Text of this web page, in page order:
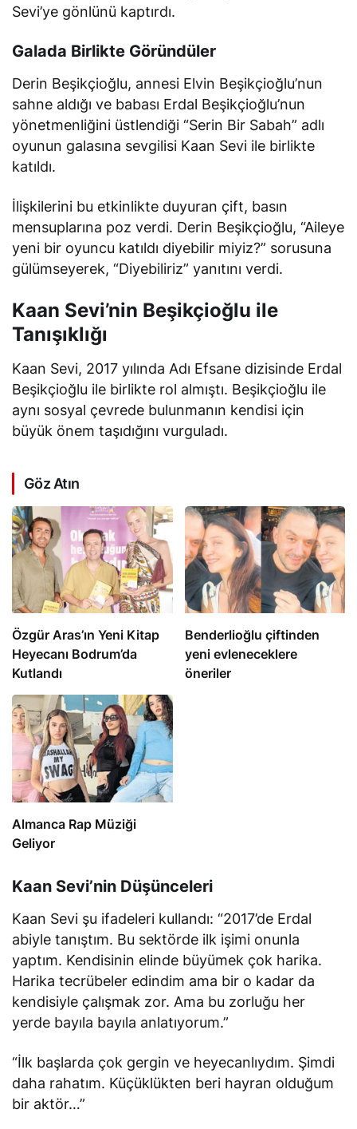
Sevi’ye gönlünü kaptırdı.
Galada Birlikte Göründüler
Derin Beşikçioğlu, annesi Elvin Beşikçioğlu’nun
sahne aldığı ve babası Erdal Beşikçioğlu’nun
yönetmenliğini üstlendiği “Serin Bir Sabah” adlı
oyunun galasına sevgilisi Kaan Sevi ile birlikte
katıldı.
İlişkilerini bu etkinlikte duyuran çift, basın
mensuplarına poz verdi. Derin Beşikçioğlu, “Aileye
yeni bir oyuncu katıldı diyebilir miyiz?” sorusuna
gülümseyerek, “Diyebiliriz” yanıtını verdi.
Kaan Sevi’nin Beşikçioğlu ile
Tanışıklığı
Kaan Sevi, 2017 yılında Adı Efsane dizisinde Erdal
Beşikçioğlu ile birlikte rol almıştı. Beşikçioğlu ile
aynı sosyal çevrede bulunmanın kendisi için
büyük önem taşıdığını vurguladı.
Göz Atın
Özgür Aras’ın Yeni Kitap
Heyecanı Bodrum’da
Kutlandı
Benderlioğlu çiftinden
yeni evleneceklere
öneriler
Almanca Rap Müziği
Geliyor
Kaan Sevi’nin Düşünceleri
Kaan Sevi şu ifadeleri kullandı: “2017’de Erdal
abiyle tanıştım. Bu sektörde ilk işimi onunla
yaptım. Kendisinin elinde büyümek çok harika.
Harika tecrübeler edindim ama bir o kadar da
kendisiyle çalışmak zor. Ama bu zorluğu her
yerde bayıla bayıla anlatıyorum.”
“İlk başlarda çok gergin ve heyecanlıydım. Şimdi
daha rahatım. Küçüklükten beri hayran olduğum
bir aktör…”